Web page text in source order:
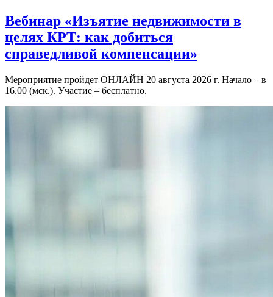
Вебинар «Изъятие недвижимости в
целях КРТ: как добиться
справедливой компенсации»
Мероприятие пройдет ОНЛАЙН 20 августа 2026 г. Начало – в
16.00 (мск.). Участие – бесплатно.